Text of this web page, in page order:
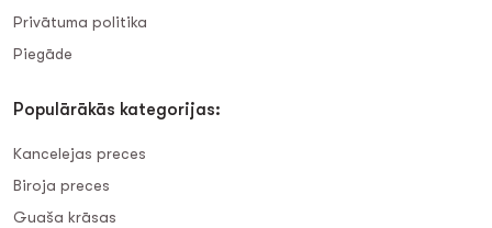
Privātuma politika
Piegāde
Populārākās kategorijas:
Kancelejas preces
Biroja preces
Guaša krāsas